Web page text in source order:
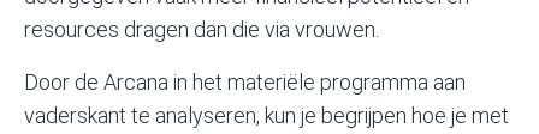
resources dragen dan die via vrouwen.
Door de Arcana in het materiële programma aan
vaderskant te analyseren, kun je begrijpen hoe je met